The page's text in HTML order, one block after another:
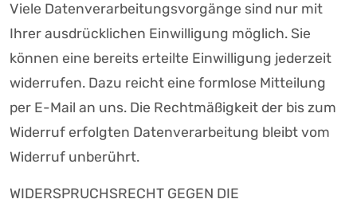
Viele Datenverarbeitungsvorgänge sind nur mit
Ihrer ausdrücklichen Einwilligung möglich. Sie
können eine bereits erteilte Einwilligung jederzeit
widerrufen. Dazu reicht eine formlose Mitteilung
per E-Mail an uns. Die Rechtmäßigkeit der bis zum
Widerruf erfolgten Datenverarbeitung bleibt vom
Widerruf unberührt.
WIDERSPRUCHSRECHT GEGEN DIE